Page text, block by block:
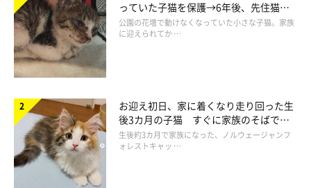
っていた子猫を保護→6年後、先住猫
と“姉妹”のような関係に
公園の花壇で動けなくなっていた小さな子猫。家族
に迎えられてか …
お迎え初日、家に着くなり走り回った生
後3カ月の子猫 すぐに家族のそばで落
ち着く姿に「迎えてよかった」
生後約3カ月で家族になった、ノルウェージャンフ
ォレストキャッ …